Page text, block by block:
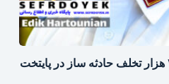
اعمال قانون پلیس برای ۳۲۵ هزار تخلف حادثه ساز در پایتخت